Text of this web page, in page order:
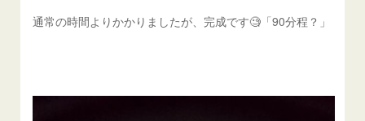
通常の時間よりかかりましたが、完成です🧐「90分程？」